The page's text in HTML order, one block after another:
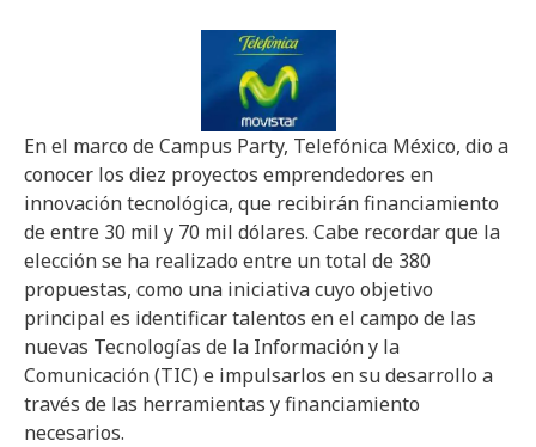
En el marco de Campus Party, Telefónica México, dio a
conocer los diez proyectos emprendedores en
innovación tecnológica, que recibirán financiamiento
de entre 30 mil y 70 mil dólares. Cabe recordar que la
elección se ha realizado entre un total de 380
propuestas, como una iniciativa cuyo objetivo
principal es identificar talentos en el campo de las
nuevas Tecnologías de la Información y la
Comunicación (TIC) e impulsarlos en su desarrollo a
través de las herramientas y financiamiento
necesarios.